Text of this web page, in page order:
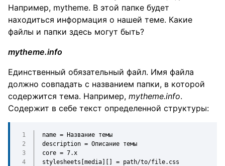
Например, mytheme. В этой папке будет
находиться информация о нашей теме. Какие
файлы и папки здесь могут быть?
mytheme.info
Единственный обязательный файл. Имя файла
должно совпадать с названием папки, в которой
содержится тема. Например, mytheme.info.
Содержит в себе текст определенной структуры:
name = Название темы
description = Описание темы
core = 7.x
stylesheets[media][] = path/to/file.css